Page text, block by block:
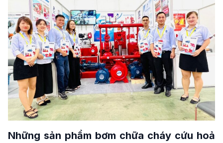
Những sản phẩm bơm chữa cháy cứu hoả